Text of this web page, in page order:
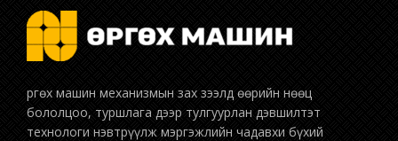
бололцоо, туршлага дээр тулгуурлан дэвшилтэт
технологи нэвтрүүлж мэргэжлийн чадавхи бүхий